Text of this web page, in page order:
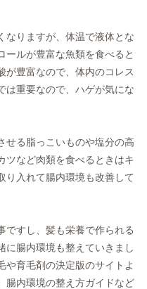
なりますが、体温で液体とな
ールが豊富な魚類を食べると
が豊富なので、体内のコレス
は重要なので、ハゲが気にな
せる脂っこいものや塩分の高
ツなど肉類を食べるときはキ
り入れて腸内環境も改善して
ですし、髪も栄養で作られる
に腸内環境も整えていきまし
や育毛剤の決定版のサイトよ
腸内環境の整え方ガイドなど